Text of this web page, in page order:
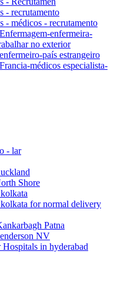
- recrutamento
- médicos - recrutamento
enfermeira-
no exterior
país estrangeiro
médicos especialista-
- lar
Shore
for normal delivery
Patna
NV
Hospitals in hyderabad